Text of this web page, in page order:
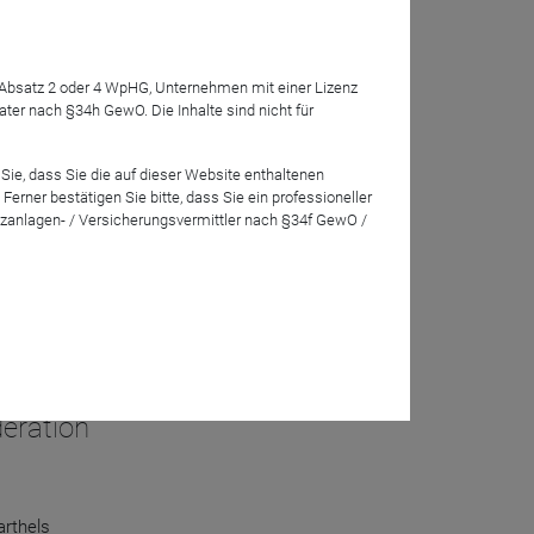
der Krieg
sich im
2 oder 4 WpHG, Unternehmen mit einer Lizenz
nach §34h GewO. Die Inhalte sind nicht für
dass Sie die auf dieser Website enthaltenen
bestätigen Sie bitte, dass Sie ein professioneller
/ Versicherungsvermittler nach §34f GewO /